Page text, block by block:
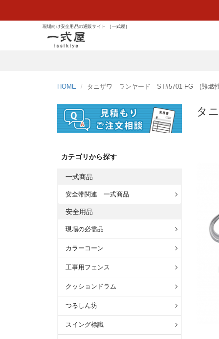
現場向け安全用品の通販サイト ［一式屋］
HOME タニザワ ランヤード ST#5701-FG (難燃
タ
カテゴリから探す
一式商品
安全帯関連 一式商品
安全用品
現場の必需品
カラーコーン
工事用フェンス
クッションドラム
つるしん坊
スイング標識